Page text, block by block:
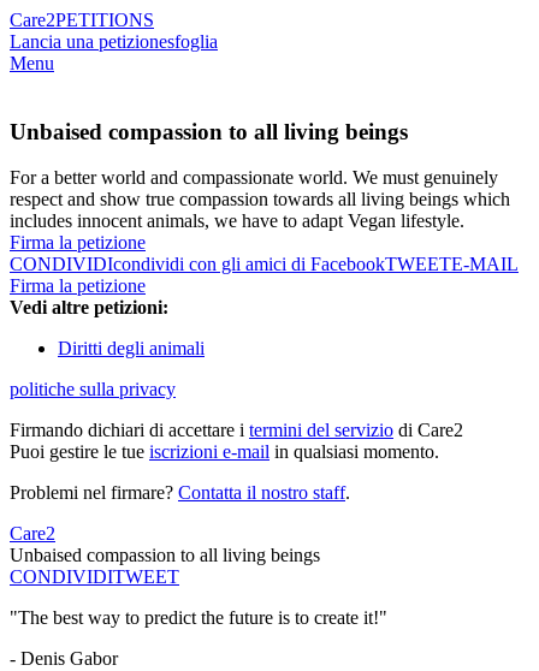
Care2PETITIONS
Lancia una petizionesfoglia
Menu
Unbaised compassion to all living beings
For a better world and compassionate world. We must genuinely
respect and show true compassion towards all living beings which
includes innocent animals, we have to adapt Vegan lifestyle.
Firma la petizione
CONDIVIDIcondividi con gli amici di FacebookTWEETE-MAIL
Firma la petizione
Vedi altre petizioni:
Diritti degli animali
politiche sulla privacy
Firmando dichiari di accettare i termini del servizio di Care2
Puoi gestire le tue iscrizioni e-mail in qualsiasi momento.
Problemi nel firmare? Contatta il nostro staff.
Care2
Unbaised compassion to all living beings
CONDIVIDITWEET
"The best way to predict the future is to create it!"
- Denis Gabor